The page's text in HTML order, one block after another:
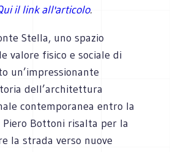
il link all'articolo.
Stella, uno spazio
valore fisico e sociale di
un’impressionante
dell’architettura
contemporanea entro la
Bottoni risalta per la
la strada verso nuove